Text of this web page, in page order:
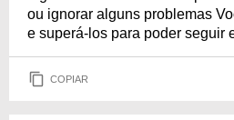
ou ignorar alguns problemas
e superá-los para poder seguir
COPIAR